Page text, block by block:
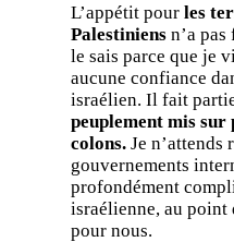
L’appétit pour les
Palestiniens n’a
le sais parce que je
aucune confiance
israélien. Il fait
peuplement mis sur
colons. Je n’attends
gouvernements
profondément
israélienne, au point
pour nous.